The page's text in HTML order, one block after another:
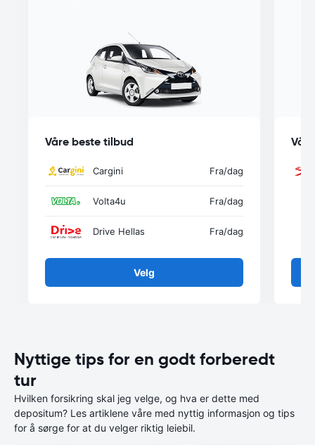
Våre beste tilbud
Cargini Fra/dag
Volta4u Fra/dag
Drive Hellas Fra/dag
Velg
Nyttige tips for en godt forberedt
tur
Hvilken forsikring skal jeg velge, og hva er dette med
depositum? Les artiklene våre med nyttig informasjon og tips
for å sørge for at du velger riktig leiebil.